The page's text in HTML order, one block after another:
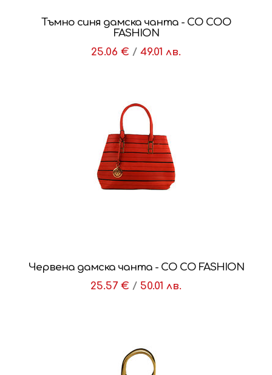
Тъмно синя дамска чанта - CO COO
FASHION
25.06 € / 49.01 лв.
Червена дамска чанта - CO CO FASHION
25.57 € / 50.01 лв.